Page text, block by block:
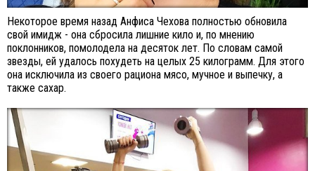
Некоторое время назад Анфиса Чехова полностью обновила
свой имидж - она сбросила лишние кило и, по мнению
поклонников, помолодела на десяток лет. По словам самой
звезды, ей удалось похудеть на целых 25 килограмм. Для этого
она исключила из своего рациона мясо, мучное и выпечку, а
также сахар.